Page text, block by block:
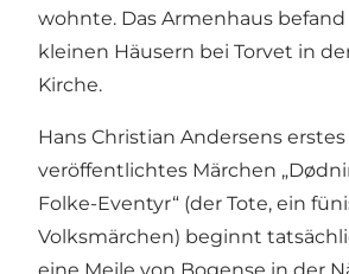
wohnte. Das Armenhaus
kleinen Häusern bei Torvet in
Kirche.
Hans Christian Andersens erstes
veröffentlichtes Märchen
Folke-Eventyr“ (der Tote, ein
Volksmärchen) beginnt